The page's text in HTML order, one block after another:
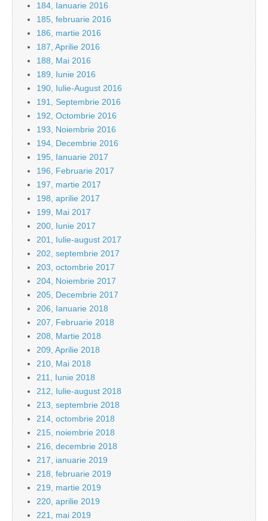
184, Ianuarie 2016
185, februarie 2016
186, martie 2016
187, Aprilie 2016
188, Mai 2016
189, Iunie 2016
190, Iulie-August 2016
191, Septembrie 2016
192, Octombrie 2016
193, Noiembrie 2016
194, Decembrie 2016
195, Ianuarie 2017
196, Februarie 2017
197, martie 2017
198, aprilie 2017
199, Mai 2017
200, Iunie 2017
201, Iulie-august 2017
202, septembrie 2017
203, octombrie 2017
204, Noiembrie 2017
205, Decembrie 2017
206, Ianuarie 2018
207, Februarie 2018
208, Martie 2018
209, Aprilie 2018
210, Mai 2018
211, Iunie 2018
212, Iulie-august 2018
213, septembrie 2018
214, octombrie 2018
215, noiembrie 2018
216, decembrie 2018
217, ianuarie 2019
218, februarie 2019
219, martie 2019
220, aprilie 2019
221, mai 2019